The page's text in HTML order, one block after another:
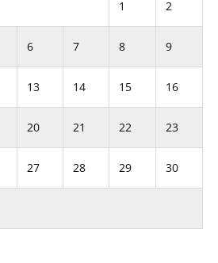
1 2
6 7 8 9
13 14 15 16
20 21 22 23
27 28 29 30